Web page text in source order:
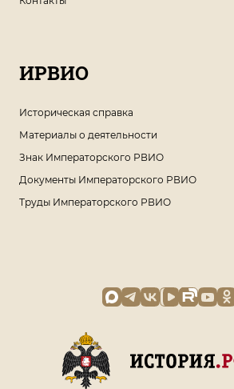
ИРВИО
Историческая справка
Материалы о деятельности
Знак Императорского РВИО
Документы Императорского РВИО
Труды Императорского РВИО